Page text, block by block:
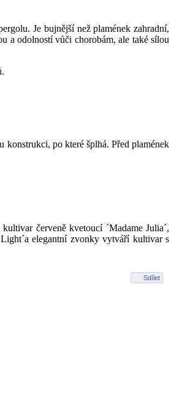
Je bujnější než plamének zahradní,
a odolností vůči chorobám, ale také sílou
konstrukci, po které šplhá. Před plamének
červeně kvetoucí ´Madame Julia´,
Light´a elegantní zvonky vytváří kultivar s
Sdílet